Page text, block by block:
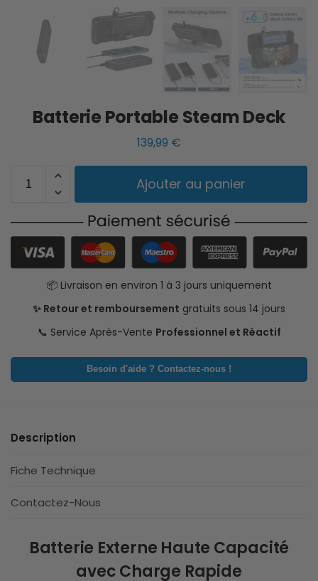
Batterie Portable Steam Deck
139,99 €
Ajouter au panier
📦 Livraison en environ 1 à 3 jours uniquement
✨ Retour et remboursement gratuits sous 14 jours
📞 Service Après-Vente Professionnel et Réactif
Besoin d'aide ? Contactez-nous !
Description
Fiche Technique
Contactez-Nous
Batterie Externe Haute Capacité
avec Charge Rapide